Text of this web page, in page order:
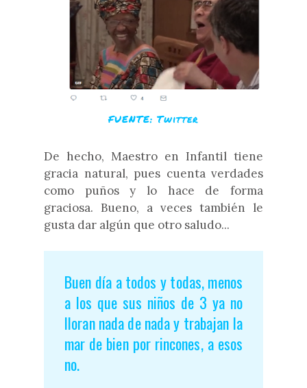
FUENTE: Twitter
De hecho, Maestro en Infantil tiene
gracia natural, pues cuenta verdades
como puños y lo hace de forma
graciosa. Bueno, a veces también le
gusta dar algún que otro saludo...
Buen día a todos y todas, menos
a los que sus niños de 3 ya no
lloran nada de nada y trabajan la
mar de bien por rincones, a esos
no.